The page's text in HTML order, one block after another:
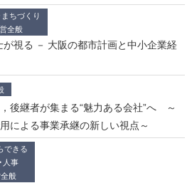
ちづくり
全般
視る － 大阪の都市計画と中小企業経
後継者が集まる“魅力ある会社”へ ～
による事業承継の新しい視点～
できる
人事
般